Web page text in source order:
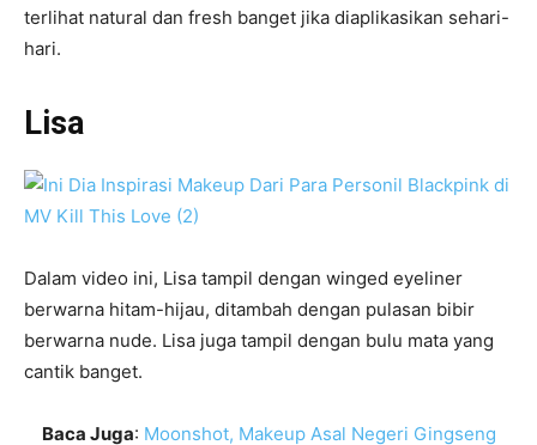
terlihat natural dan fresh banget jika diaplikasikan sehari-
hari.
Lisa
Dalam video ini, Lisa tampil dengan winged eyeliner
berwarna hitam-hijau, ditambah dengan pulasan bibir
berwarna nude. Lisa juga tampil dengan bulu mata yang
cantik banget.
Baca Juga: Moonshot, Makeup Asal Negeri Gingseng